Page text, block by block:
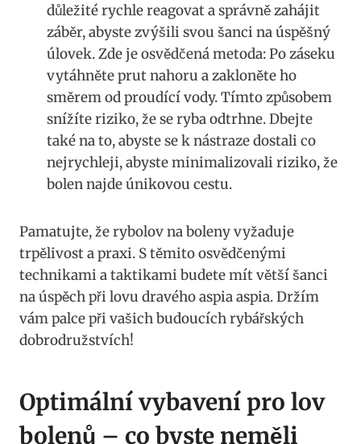
důležité rychle reagovat⁢ a správně zahájit
záběr, abyste zvýšili ⁤svou šanci na úspěšný
úlovek. Zde je osvědčená metoda: Po záseku
‌vytáhněte prut nahoru a zakloněte ho
směrem od proudící vody. ⁣Tímto způsobem
snížíte riziko, že se ryba odtrhne. ⁢Dbejte
také⁣ na to, abyste se k nástraze dostali co
nejrychleji, ⁤abyste minimalizovali riziko, že
bolen najde únikovou cestu.
Pamatujte, že rybolov na boleny vyžaduje
trpělivost a praxi. S těmito osvědčenými
technikami a‌ taktikami budete mít ​větší šanci
na úspěch při lovu dravého aspia aspia. Držím
vám palce při vašich budoucích⁢ rybářských
dobrodružstvích!
Optimální vybavení pro lov
⁣bolenů – co byste neměli